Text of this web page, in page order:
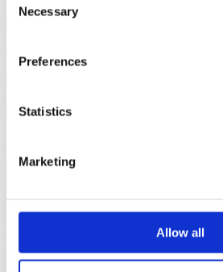
Selection
Necessary
Preferences
Statistics
Marketing
Allow all
1 minut før servering, så trækker
Tilberedning
Imperial® multi-kantine
Kokkens tip
Ved Touch ovne kan man med fordel
RackTimer® og styre tiden for hver enkelt